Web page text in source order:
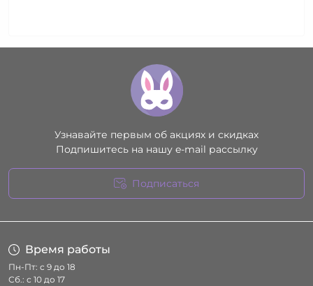
Узнавайте первым об акциях и скидках
Подпишитесь на нашу e-mail рассылку
Подписаться
Время работы
Пн-Пт: с 9 до 18
Сб.: с 10 до 17